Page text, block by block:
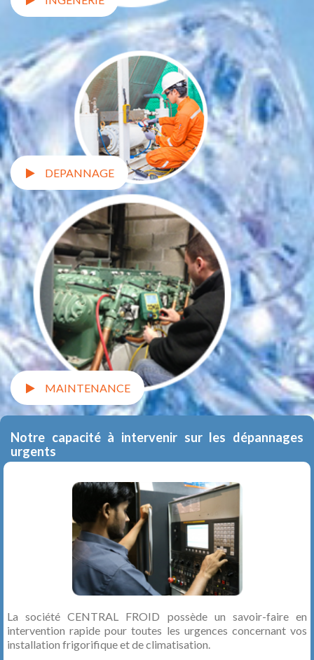
DEPANNAGE
MAINTENANCE
Notre capacité à intervenir sur les dépannages
urgents
La société CENTRAL FROID possède un savoir-faire en
intervention rapide pour toutes les urgences concernant vos
installation frigorifique et de climatisation.